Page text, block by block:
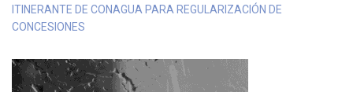
ITINERANTE DE CONAGUA PARA REGULARIZACIÓN DE
CONCESIONES